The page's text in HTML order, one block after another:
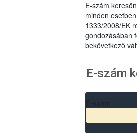
E-szám
minden
1333/2008/EK
gondozásában
bekövetkező
E-szám